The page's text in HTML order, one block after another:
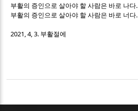
부활의 증인으로 살아야 할 사람은 바로 나다.
부활의 증인으로 살아야 할 사람은 바로 너다.
2021, 4, 3. 부활절에